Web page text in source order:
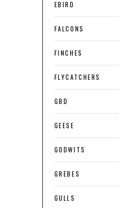
EBIRD
FALCONS
FINCHES
FLYCATCHERS
GBD
GEESE
GODWITS
GREBES
GULLS